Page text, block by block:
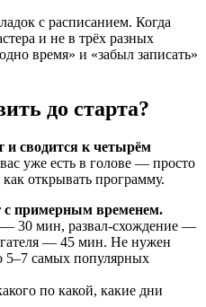
с расписанием. Когда
и не в трёх разных
время» и «забыл записать»
до старта?
и сводится к четырём
уже есть в голове — просто
открывать программу.
с примерным временем.
30 мин, развал-схождение —
— 45 мин. Не нужен
5–7 самых популярных
по какой, какие дни